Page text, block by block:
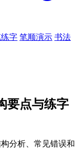
字 笔顺演示 书法
要点与练字
分析、常见错误和